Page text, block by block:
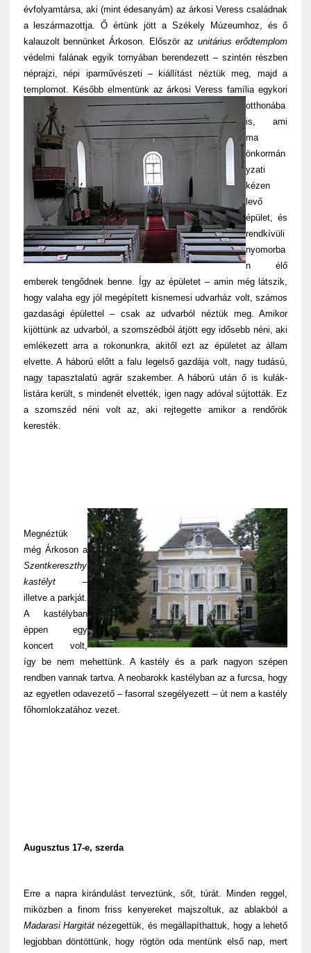
évfolyamtársa, aki (mint édesanyám) az árkosi Veress családnak
a leszármazottja. Ő értünk jött a Székely Múzeumhoz, és ő
kalauzolt bennünket Árkoson. Először az unitárius erődtemplom
védelmi falának egyik tornyában berendezett – szintén részben
néprajzi, népi iparművészeti – kiállítást néztük meg, majd a
templomot. Később elmentünk az árkosi Veress família egykori
otthonába
is, ami
ma
önkormán
yzati
kézen
levő
épület, és
rendkívüli
nyomorba
n élő
emberek tengődnek benne. Így az épületet – amin még látszik,
hogy valaha egy jól megépített kisnemesi udvarház volt, számos
gazdasági épülettel – csak az udvarból néztük meg. Amikor
kijöttünk az udvarból, a szomszédból átjött egy idősebb néni, aki
emlékezett arra a rokonunkra, akitől ezt az épületet az állam
elvette. A háború előtt a falu legelső gazdája volt, nagy tudású,
nagy tapasztalatú agrár szakember. A háború után ő is kulák-
listára került, s mindenét elvették, igen nagy adóval sújtották. Ez
a szomszéd néni volt az, aki rejtegette amikor a rendőrök
keresték.
Megnéztük
még Árkoson a
Szentkereszthy
kastélyt–
illetve a parkját.
A kastélyban
éppen egy
koncert volt,
így be nem mehettünk. A kastély és a park nagyon szépen
rendben vannak tartva. A neobarokk kastélyban az a furcsa, hogy
az egyetlen odavezető – fasorral szegélyezett – út nem a kastély
főhomlokzatához vezet.
Augusztus 17-e, szerda
Erre a napra kirándulást terveztünk, sőt, túrát. Minden reggel,
miközben a finom friss kenyereket majszoltuk, az ablakból a
Madarasi Hargitát nézegettük, és megállapíthattuk, hogy a lehető
legjobban döntöttünk, hogy rögtön oda mentünk első nap, mert